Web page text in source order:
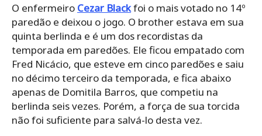
O enfermeiro Cezar Blackfoi o mais votado no 14º
paredão e deixou o jogo. O brother estava em sua
quinta berlinda e é um dos recordistas da
temporada em paredões. Ele ficou empatado com
Fred Nicácio, que esteve em cinco paredões e saiu
no décimo terceiro da temporada, e fica abaixo
apenas de Domitila Barros, que competiu na
berlinda seis vezes. Porém, a força de sua torcida
não foi suficiente para salvá-lo desta vez.